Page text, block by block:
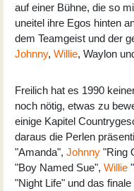
auf einer Bühne, die so
uneitel ihre Egos hinten
dem Teamgeist und der
Johnny, Willie, Waylon
Freilich hat es 1990
noch nötig, etwas zu
einige Kapitel
daraus die Perlen
"Amanda", Johnny "Ring
"Boy Named Sue", Willie
"Night Life" und das